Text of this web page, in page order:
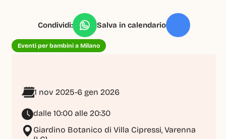
Condividi: Salva in calendario
Eventi per bambini a Milano
1 nov 2025-6 gen 2026
dalle 10:00 alle 20:30
Giardino Botanico di Villa Cipressi, Varenna